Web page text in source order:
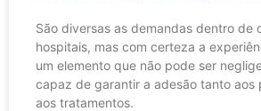
São diversas as demandas dentro de
hospitais, mas com certeza a
um elemento que não pode ser
capaz de garantir a adesão tanto aos
aos tratamentos.